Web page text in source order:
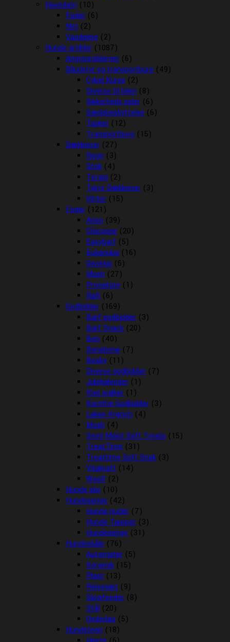
Havedam (10)
Foder (6)
Net (2)
Vandpleje (2)
Hunde artikler (1087)
Angstproblemer (6)
Biludstyr og transportbure (49)
Cykel Kurve (2)
Diverse til bilen (8)
Sikkerheds seler (6)
Sædebeskyttelse (6)
Tasker (12)
Transportbure (15)
Dækkener (27)
Regn (3)
Strik (4)
Terapi (2)
Tørre Dækkener (3)
Vinter (15)
Foder (121)
Arion (39)
Chicopee (20)
Easybarf (5)
Eukanuba (16)
Genesis (6)
Mush (27)
Pronature (1)
Rafi (6)
Godbidder (169)
Barf godbidder (3)
Barf Snack (20)
Ben (40)
Benebone (7)
Boxby (11)
Diverse godbidder (7)
Julekalender (1)
Kiwi walker (1)
Kornfrie Godbidder (3)
Lakse Krønch (4)
Mush (4)
Semi Moist Soft Treats (15)
TreatTime (31)
Treattime Soft Snak (3)
Vitakraft (14)
Woolf (2)
Hunde sko (10)
Hundesenge (42)
Hunde puder (7)
Hunde Tæpper (3)
Hundesenge (31)
Hundeskåle (76)
Automater (5)
Keramik (15)
Plast (13)
Rejsesæt (9)
Slowfeeder (8)
Stål (20)
Underlag (5)
Hundetegn (18)